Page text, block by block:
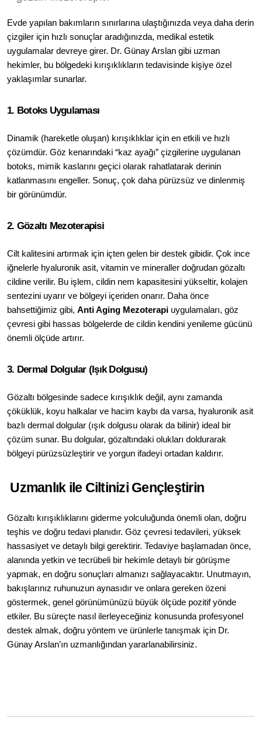
Evde yapılan bakımların sınırlarına ulaştığınızda veya daha derin
çizgiler için hızlı sonuçlar aradığınızda, medikal estetik
uygulamalar devreye girer. Dr. Günay Arslan gibi uzman
hekimler, bu bölgedeki kırışıklıkların tedavisinde kişiye özel
yaklaşımlar sunarlar.
1. Botoks Uygulaması
Dinamik (hareketle oluşan) kırışıklıklar için en etkili ve hızlı
çözümdür. Göz kenarındaki “kaz ayağı” çizgilerine uygulanan
botoks, mimik kaslarını geçici olarak rahatlatarak derinin
katlanmasını engeller. Sonuç, çok daha pürüzsüz ve dinlenmiş
bir görünümdür.
2. Gözaltı Mezoterapisi
Cilt kalitesini artırmak için içten gelen bir destek gibidir. Çok ince
iğnelerle hyaluronik asit, vitamin ve mineraller doğrudan gözaltı
cildine verilir. Bu işlem, cildin nem kapasitesini yükseltir, kolajen
sentezini uyarır ve bölgeyi içeriden onarır. Daha önce
bahsettiğimiz gibi, Anti Aging Mezoterapi uygulamaları, göz
çevresi gibi hassas bölgelerde de cildin kendini yenileme gücünü
önemli ölçüde artırır.
3. Dermal Dolgular (Işık Dolgusu)
Gözaltı bölgesinde sadece kırışıklık değil, aynı zamanda
çöküklük, koyu halkalar ve hacim kaybı da varsa, hyaluronik asit
bazlı dermal dolgular (ışık dolgusu olarak da bilinir) ideal bir
çözüm sunar. Bu dolgular, gözaltındaki olukları doldurarak
bölgeyi pürüzsüzleştirir ve yorgun ifadeyi ortadan kaldırır.
Uzmanlık ile Ciltinizi Gençleştirin
Gözaltı kırışıklıklarını giderme yolculuğunda önemli olan, doğru
teşhis ve doğru tedavi planıdır. Göz çevresi tedavileri, yüksek
hassasiyet ve detaylı bilgi gerektirir. Tedaviye başlamadan önce,
alanında yetkin ve tecrübeli bir hekimle detaylı bir görüşme
yapmak, en doğru sonuçları almanızı sağlayacaktır. Unutmayın,
bakışlarınız ruhunuzun aynasıdır ve onlara gereken özeni
göstermek, genel görünümünüzü büyük ölçüde pozitif yönde
etkiler. Bu süreçte nasıl ilerleyeceğiniz konusunda profesyonel
destek almak, doğru yöntem ve ürünlerle tanışmak için Dr.
Günay Arslan’ın uzmanlığından yararlanabilirsiniz.